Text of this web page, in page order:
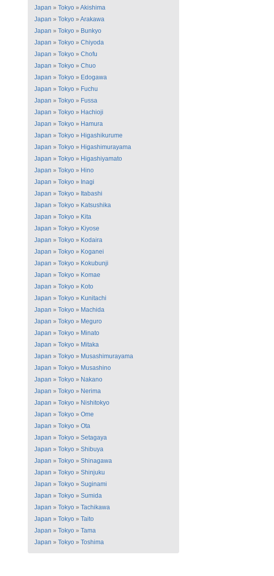
Japan » Tokyo » Akishima
Japan » Tokyo » Arakawa
Japan » Tokyo » Bunkyo
Japan » Tokyo » Chiyoda
Japan » Tokyo » Chofu
Japan » Tokyo » Chuo
Japan » Tokyo » Edogawa
Japan » Tokyo » Fuchu
Japan » Tokyo » Fussa
Japan » Tokyo » Hachioji
Japan » Tokyo » Hamura
Japan » Tokyo » Higashikurume
Japan » Tokyo » Higashimurayama
Japan » Tokyo » Higashiyamato
Japan » Tokyo » Hino
Japan » Tokyo » Inagi
Japan » Tokyo » Itabashi
Japan » Tokyo » Katsushika
Japan » Tokyo » Kita
Japan » Tokyo » Kiyose
Japan » Tokyo » Kodaira
Japan » Tokyo » Koganei
Japan » Tokyo » Kokubunji
Japan » Tokyo » Komae
Japan » Tokyo » Koto
Japan » Tokyo » Kunitachi
Japan » Tokyo » Machida
Japan » Tokyo » Meguro
Japan » Tokyo » Minato
Japan » Tokyo » Mitaka
Japan » Tokyo » Musashimurayama
Japan » Tokyo » Musashino
Japan » Tokyo » Nakano
Japan » Tokyo » Nerima
Japan » Tokyo » Nishitokyo
Japan » Tokyo » Ome
Japan » Tokyo » Ota
Japan » Tokyo » Setagaya
Japan » Tokyo » Shibuya
Japan » Tokyo » Shinagawa
Japan » Tokyo » Shinjuku
Japan » Tokyo » Suginami
Japan » Tokyo » Sumida
Japan » Tokyo » Tachikawa
Japan » Tokyo » Taito
Japan » Tokyo » Tama
Japan » Tokyo » Toshima